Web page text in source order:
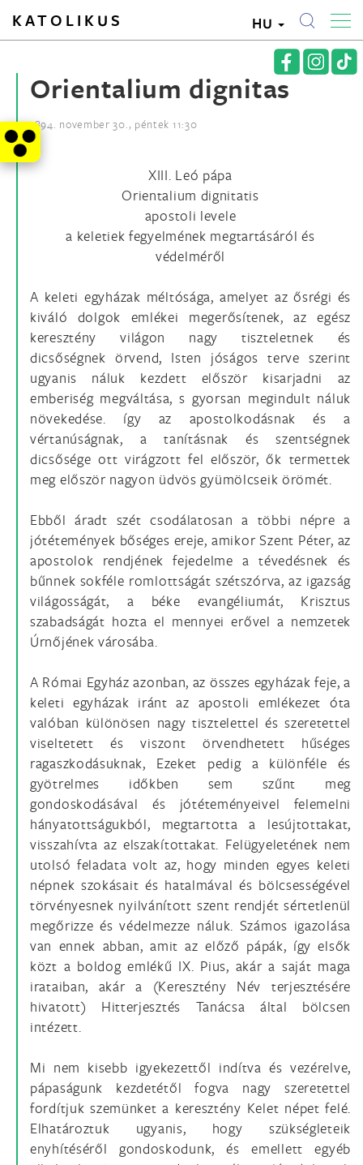
KATOLIKUS HU
Orientalium dignitas
1894. november 30., péntek 11:30
XIII. Leó pápa
Orientalium dignitatis
apostoli levele
a keletiek fegyelmének megtartásáról és
védelméről
A keleti egyházak méltósága, amelyet az ősrégi és
kiváló dolgok emlékei megerősítenek, az egész
keresztény világon nagy tiszteletnek és
dicsőségnek örvend, Isten jóságos terve szerint
ugyanis náluk kezdett először kisarjadni az
emberiség megváltása, s gyorsan megindult náluk
növekedése. így az apostolkodásnak és a
vértanúságnak, a tanításnak és szentségnek
dicsősége ott virágzott fel először, ők termettek
meg először nagyon üdvös gyümölcseik örömét.
Ebből áradt szét csodálatosan a többi népre a
jótétemények bőséges ereje, amikor Szent Péter, az
apostolok rendjének fejedelme a tévedésnek és
bűnnek sokféle romlottságát szétszórva, az igazság
világosságát, a béke evangéliumát, Krisztus
szabadságát hozta el mennyei erővel a nemzetek
Úrnőjének városába.
A Római Egyház azonban, az összes egyházak feje, a
keleti egyházak iránt az apostoli emlékezet óta
valóban különösen nagy tisztelettel és szeretettel
viseltetett és viszont örvendhetett hűséges
ragaszkodásuknak, Ezeket pedig a különféle és
gyötrelmes időkben sem szűnt meg
gondoskodásával és jótéteményeivel felemelni
hányatottságukból, megtartotta a lesújtottakat,
visszahívta az elszakítottakat. Felügyeletének nem
utolsó feladata volt az, hogy minden egyes keleti
népnek szokásait és hatalmával és bölcsességével
törvényesnek nyilvánított szent rendjét sértetlenül
megőrizze és védelmezze náluk. Számos igazolása
van ennek abban, amit az előző pápák, így elsők
közt a boldog emlékű IX. Pius, akár a saját maga
irataiban, akár a (Keresztény Név terjesztésére
hivatott) Hitterjesztés Tanácsa által bölcsen
intézett.
Mi nem kisebb igyekezettől indítva és vezérelve,
pápaságunk kezdetétől fogva nagy szeretettel
fordítjuk szemünket a keresztény Kelet népet felé.
Elhatároztuk ugyanis, hogy szükségleteik
enyhítéséről gondoskodunk, és emellett egyéb